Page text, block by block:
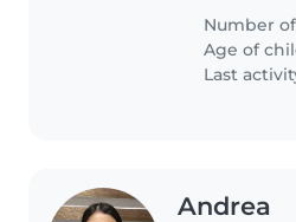
Prefieren a
ayudar con
nuestra
Number
Age of
Last
Andrea